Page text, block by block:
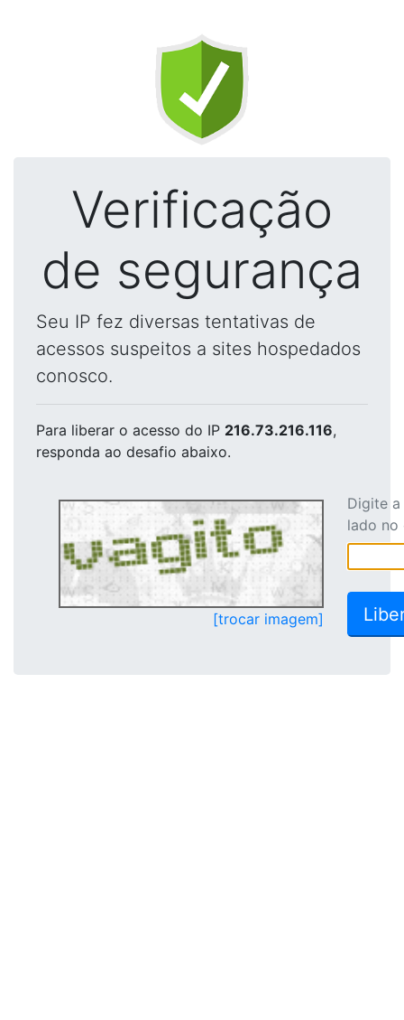
Verificação
de segurança
Seu IP fez diversas tentativas de
acessos suspeitos a sites hospedados
conosco.
Para liberar o acesso do IP 216.73.216.116,
responda ao desafio abaixo.
[trocar imagem]
Digite
lado no